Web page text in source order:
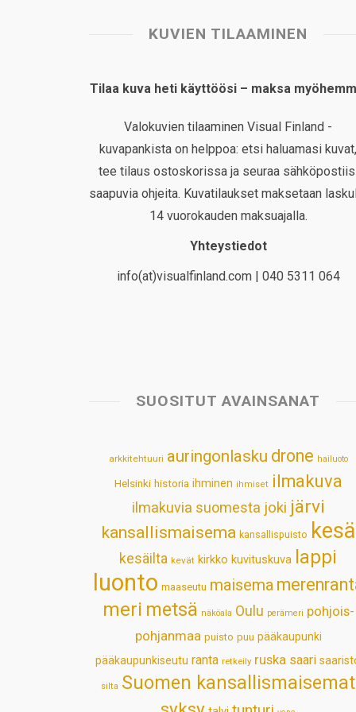
KUVIEN TILAAMINEN
Tilaa kuva heti käyttöösi – maksa
Valokuvien tilaaminen Visual Finland -
kuvapankista on helppoa: etsi haluamasi kuvat,
tee tilaus ostoskorissa ja seuraa
saapuvia ohjeita. Kuvatilaukset maksetaan
14 vuorokauden maksuajalla.
Yhteystiedot
info(at)visualfinland.com | 040 5311 064
SUOSITUT AVAINSANAT
arkkitehtuuri auringonlasku drone hailuoto
Helsinki historia ihminen ihmiset ilmakuva
ilmakuvia suomesta joki järvi
kansallismaisema kansallispuisto kesä
kesäilta kevät kirkko kuvituskuva lappi
luonto maaseutu maisema
meri metsä näköala Oulu perämeri pohjois-
pohjanmaa puisto puu pääkaupunki
pääkaupunkiseutu ranta retkeily ruska saari
silta Suomen kansallismaisemat